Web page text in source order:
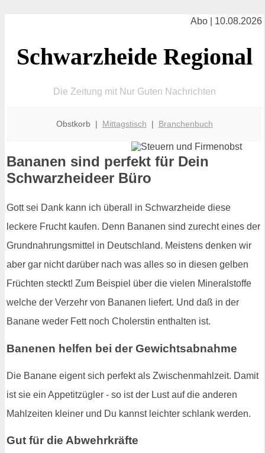
Abo | 10.08.2026
Schwarzheide Regional
Die Zeitung mit Nur Guten Nachrichten
Obstkorb | Mittagstisch | Branchenbuch
Bananen sind perfekt für Dein
Schwarzheideer Büro
Gott sei Dank kann ich überall in Schwarzheide diese
leckere Frucht kaufen. Denn Bananen sind zurecht eines der
Grundnahrungsmittel in Deutschland. Meistens denken wir
aber gar nicht darüber nach was alles so in diesen gelben
Früchten steckt! Zum Beispiel über die vielen Mineralstoffe
welche der Verzehr von Bananen liefert. Und daß in der
Banane weder Fett noch Cholerstin enthalten ist.
Banenen helfen bei der Gewichtsabnahme
Die Banane eigent sich perfekt als Zwischenmahlzeit. Damit
ist sie ein Appetitzügler - so ist der Lust auf die anderen
Mahlzeiten kleiner und Du kannst leichter schlank werden.
Gut für die Abwehrkräfte